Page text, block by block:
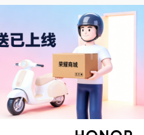
上，iOS 15.1及以上
备注:受产品配置
，实际机身尺寸或有差异，请以实
带的重量）(备注:实际重量依配